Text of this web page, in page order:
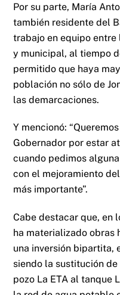
Por su parte, María
también residente del
trabajo en equipo
y municipal, al tiempo
permitido que haya
población no sólo de
las demarcaciones.
Y mencionó:
Gobernador por estar
cuando pedimos
con el mejoramiento
más importante”.
Cabe destacar que, en
ha materializado obras
una inversión bipartita,
siendo la sustitución
pozo La ETA al tanque